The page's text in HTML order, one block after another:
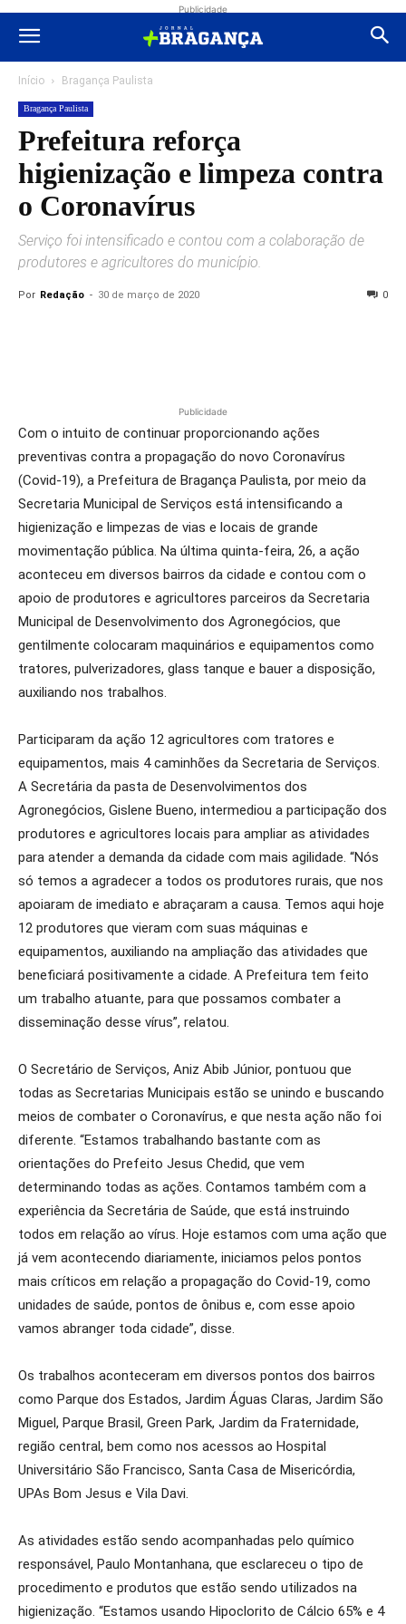
Publicidade
Início Bragança Paulista
Bragança Paulista
Prefeitura reforça
higienização e limpeza contra
o Coronavírus
Serviço foi intensificado e contou com a colaboração de
produtores e agricultores do município.
Por Redação - 30 de março de 2020 0
Publicidade
Com o intuito de continuar proporcionando ações
preventivas contra a propagação do novo Coronavírus
(Covid-19), a Prefeitura de Bragança Paulista, por meio da
Secretaria Municipal de Serviços está intensificando a
higienização e limpezas de vias e locais de grande
movimentação pública. Na última quinta-feira, 26, a ação
aconteceu em diversos bairros da cidade e contou com o
apoio de produtores e agricultores parceiros da Secretaria
Municipal de Desenvolvimento dos Agronegócios, que
gentilmente colocaram maquinários e equipamentos como
tratores, pulverizadores, glass tanque e bauer a disposição,
auxiliando nos trabalhos.
Participaram da ação 12 agricultores com tratores e
equipamentos, mais 4 caminhões da Secretaria de Serviços.
A Secretária da pasta de Desenvolvimentos dos
Agronegócios, Gislene Bueno, intermediou a participação dos
produtores e agricultores locais para ampliar as atividades
para atender a demanda da cidade com mais agilidade. “Nós
só temos a agradecer a todos os produtores rurais, que nos
apoiaram de imediato e abraçaram a causa. Temos aqui hoje
12 produtores que vieram com suas máquinas e
equipamentos, auxiliando na ampliação das atividades que
beneficiará positivamente a cidade. A Prefeitura tem feito
um trabalho atuante, para que possamos combater a
disseminação desse vírus”, relatou.
O Secretário de Serviços, Aniz Abib Júnior, pontuou que
todas as Secretarias Municipais estão se unindo e buscando
meios de combater o Coronavírus, e que nesta ação não foi
diferente. “Estamos trabalhando bastante com as
orientações do Prefeito Jesus Chedid, que vem
determinando todas as ações. Contamos também com a
experiência da Secretária de Saúde, que está instruindo
todos em relação ao vírus. Hoje estamos com uma ação que
já vem acontecendo diariamente, iniciamos pelos pontos
mais críticos em relação a propagação do Covid-19, como
unidades de saúde, pontos de ônibus e, com esse apoio
vamos abranger toda cidade”, disse.
Os trabalhos aconteceram em diversos pontos dos bairros
como Parque dos Estados, Jardim Águas Claras, Jardim São
Miguel, Parque Brasil, Green Park, Jardim da Fraternidade,
região central, bem como nos acessos ao Hospital
Universitário São Francisco, Santa Casa de Misericórdia,
UPAs Bom Jesus e Vila Davi.
As atividades estão sendo acompanhadas pelo químico
responsável, Paulo Montanhana, que esclareceu o tipo de
procedimento e produtos que estão sendo utilizados na
higienização. “Estamos usando Hipoclorito de Cálcio 65% e 4